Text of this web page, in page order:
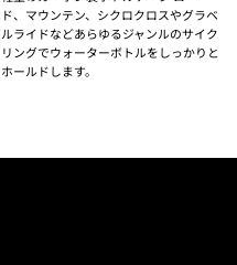
ド、マウンテン、シクロクロスやグラベ
ルライドなどあらゆるジャンルのサイク
リングでウォーターボトルをしっかりと
ホールドします。